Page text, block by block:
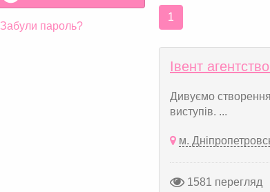
1
Івент
Дивуємо
виступів. ...
м.
1581 перегляд
Забули пароль?